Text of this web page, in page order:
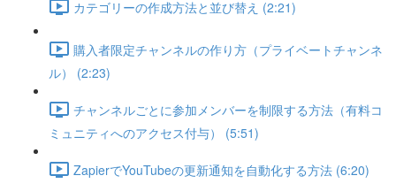
カテゴリーの作成方法と並び替え (2:21)
購入者限定チャンネルの作り方（プライベートチャンネ
ル） (2:23)
チャンネルごとに参加メンバーを制限する方法（有料コ
ミュニティへのアクセス付与） (5:51)
ZapierでYouTubeの更新通知を自動化する方法 (6:20)